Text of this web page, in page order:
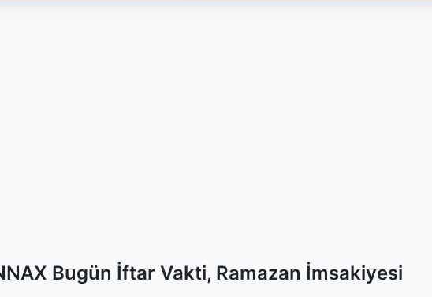
Bugün İftar Vakti, Ramazan İmsakiyesi